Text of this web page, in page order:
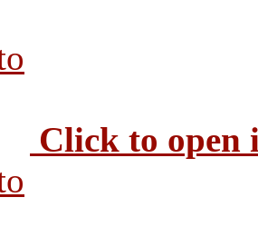
Click to open